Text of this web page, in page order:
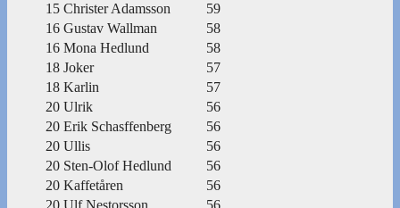
15 Christer Adamsson
59
16 Gustav Wallman
58
16 Mona Hedlund
58
18 Joker
57
18 Karlin
57
20 Ulrik
56
20 Erik Schasffenberg
56
20 Ullis
56
20 Sten-Olof Hedlund
56
20 Kaffetåren
56